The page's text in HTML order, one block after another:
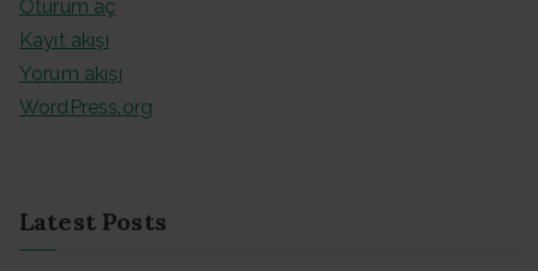
Oturum aç
Kayıt akışı
Yorum akışı
WordPress.org
Latest Posts